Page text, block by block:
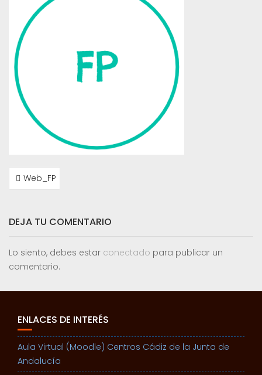
NAVEGACIÓN
DEWeb_FP
DEJA TU COMENTARIO
Lo siento, debes estar conectado para publicar un
comentario.
ENLACES DE INTERÉS
Aula Virtual (Moodle) Centros Cádiz de la Junta de
Andalucía